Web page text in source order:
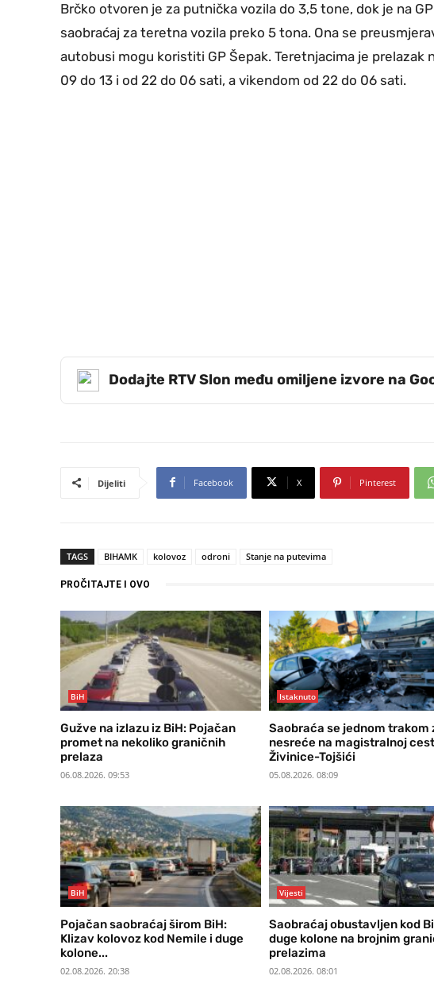
Brčko otvoren je za putnička vozila do 3,5 tone, dok je na
saobraćaj za teretna vozila preko 5 tona. Ona se
autobusi mogu koristiti GP Šepak. Teretnjacima je prelazak
09 do 13 i od 22 do 06 sati, a vikendom od 22 do 06 sati.
Dodajte RTV Slon među omiljene izvore na
Dijeliti Facebook X Pinterest
TAGS BIHAMK kolovoz odroni Stanje na putevima
PROČITAJTE I OVO
BiH
Gužve na izlazu iz BiH: Pojačan
promet na nekoliko graničnih
prelaza
06.08.2026. 09:53
Istaknuto
Saobraća se jednom trakom
nesreće na magistralnoj
Živinice-Tojšići
05.08.2026. 08:09
BiH
Pojačan saobraćaj širom BiH:
Klizav kolovoz kod Nemile i duge
kolone...
02.08.2026. 20:38
Vijesti
Saobraćaj obustavljen kod
duge kolone na brojnim
prelazima
02.08.2026. 08:01